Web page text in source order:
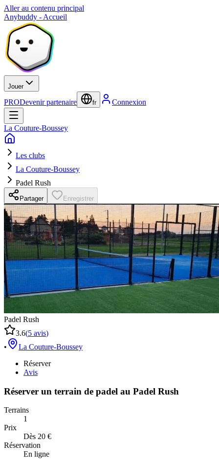
Aller au contenu principal
Anybuddy - Accueil
Jouer
PRODevenir partenaire fr Connexion
La Couture-Boussey
Les clubs
La Couture-Boussey
Padel Rush
Partager Enregistrer
Padel Rush
3.6(5 avis)
•
La Couture-Boussey
Réserver
Avis
Réserver un terrain de padel au Padel Rush
Terrains
1
Prix
Dès 20 €
Réservation
En ligne